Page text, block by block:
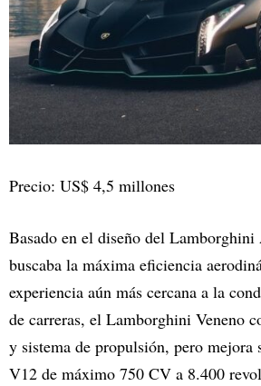
Precio: US$ 4,5 millones
Basado en el diseño del Lamborghini
buscaba la máxima eficiencia
experiencia aún más cercana a la
de carreras, el Lamborghini Veneno
y sistema de propulsión, pero mejora
V12 de máximo 750 CV a 8.400